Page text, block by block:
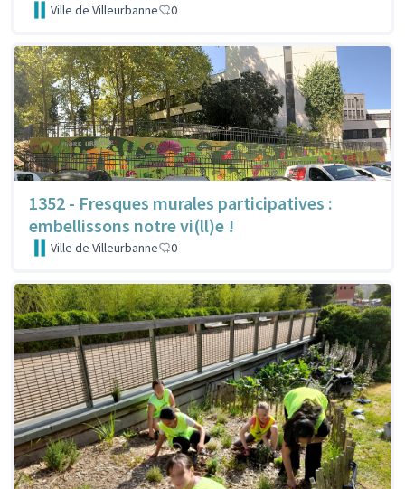
Ville de Villeurbanne 0
1352 - Fresques murales participatives :
embellissons notre vi(ll)e !
Ville de Villeurbanne 0